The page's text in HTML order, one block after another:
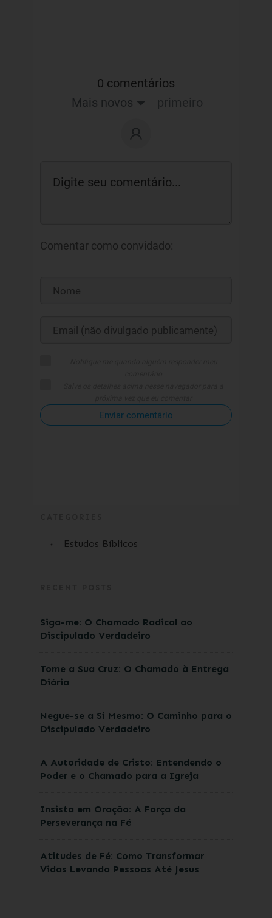
0 comentários
Mais novos
primeiro
Comentar como convidado:
Enviar comentário
Estudos Bíblicos
Siga-me: O Chamado Radical ao
Discipulado Verdadeiro
Tome a Sua Cruz: O Chamado à Entrega
Diária
Negue-se a Si Mesmo: O Caminho para o
Discipulado Verdadeiro
A Autoridade de Cristo: Entendendo o
Poder e o Chamado para a Igreja
Insista em Oração: A Força da
Perseverança na Fé
Atitudes de Fé: Como Transformar
Vidas Levando Pessoas Até Jesus